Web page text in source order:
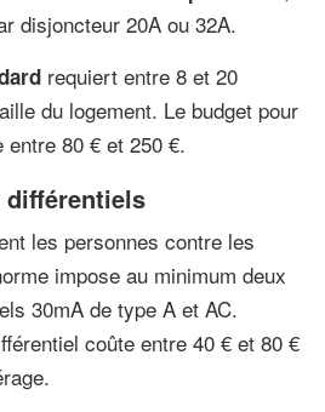
disjoncteur 20A ou 32A.
requiert entre 8 et 20
du logement. Le budget pour
80 € et 250 €.
les personnes contre les
impose au minimum deux
30mA de type A et AC.
coûte entre 40 € et 80 €